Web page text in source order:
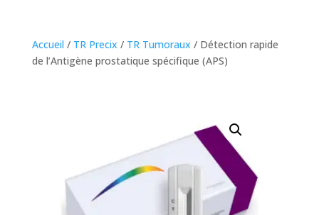
Accueil / TR Precix / TR Tumoraux / Détection rapide
de l’Antigène prostatique spécifique (APS)